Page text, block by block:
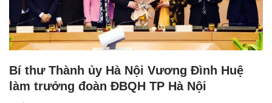
Bí thư Thành ủy Hà Nội Vương Đình Huệ
làm trưởng đoàn ĐBQH TP Hà Nội